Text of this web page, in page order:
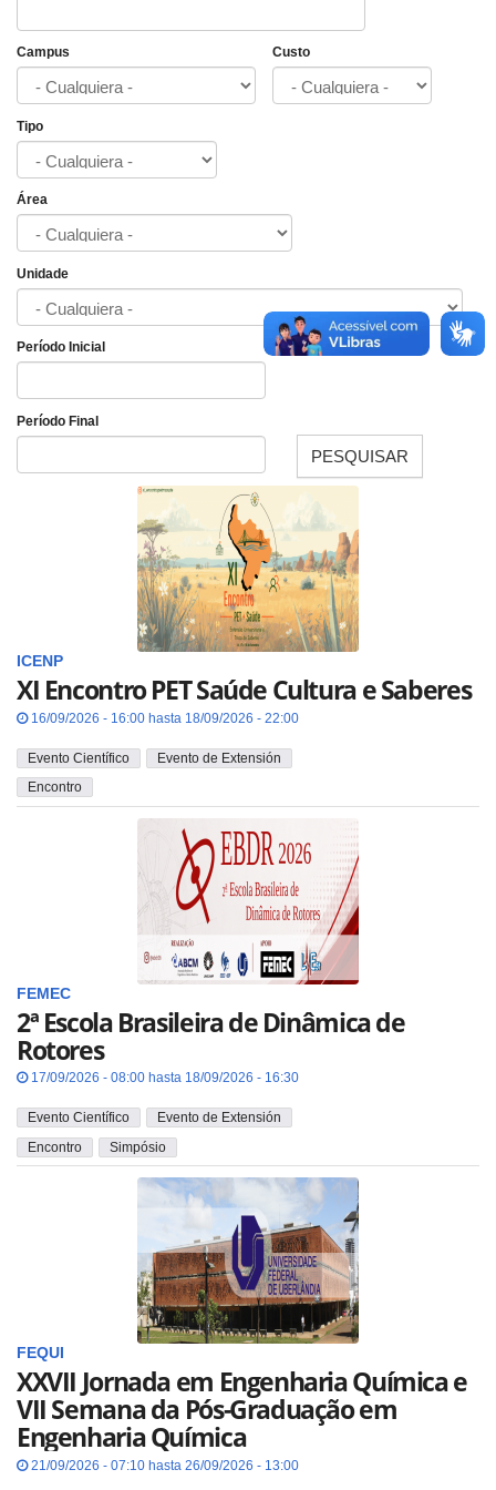
Campus Custo
Tipo
Área
Unidade
Período Inicial
Período Final
PESQUISAR
ICENP
XI Encontro PET Saúde Cultura e Saberes
16/09/2026 - 16:00 hasta 18/09/2026 - 22:00
Evento Científico
Evento de Extensión
Encontro
FEMEC
2ª Escola Brasileira de Dinâmica de
Rotores
17/09/2026 - 08:00 hasta 18/09/2026 - 16:30
Evento Científico
Evento de Extensión
Encontro
Simpósio
FEQUI
XXVII Jornada em Engenharia Química e
VII Semana da Pós-Graduação em
Engenharia Química
21/09/2026 - 07:10 hasta 26/09/2026 - 13:00